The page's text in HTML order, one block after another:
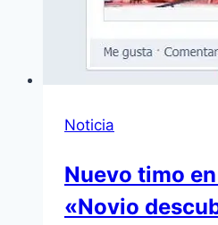
Noticia
Nuevo timo
«Novio